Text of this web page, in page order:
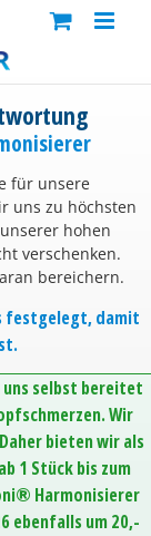
für unsere
uns zu höchsten
hohen
verschenken.
bereichern.
festgelegt, damit
uns selbst bereitet
Wir
bieten wir als
1 Stück bis zum
Harmonisierer
ebenfalls um 20,-